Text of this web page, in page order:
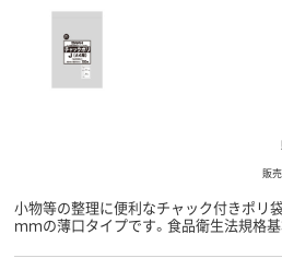
販売
小物等の整理に便利なチャック付きポリ
ｍｍの薄口タイプです。食品衛生法規格基